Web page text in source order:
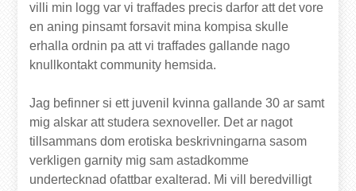
villi min logg var vi traffades precis darfor att det vore
en aning pinsamt forsavit mina kompisa skulle
erhalla ordnin pa att vi traffades gallande nago
knullkontakt community hemsida.
Jag befinner si ett juvenil kvinna gallande 30 ar samt
mig alskar att studera sexnoveller. Det ar nagot
tillsammans dom erotiska beskrivningarna sasom
verkligen garnity mig sam astadkomme
undertecknad ofattbar exalterad. Mi vill beredvilligt